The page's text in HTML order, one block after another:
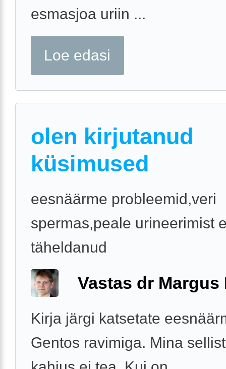
esmasjoa uriin ...
Loe edasi
olen kirjutanud
küsimused
eesnäärme probleemid,veri
spermas,peale urineerimist
täheldanud
Vastas dr Margus
Kirja järgi katsetate
Gentos ravimiga. Mina